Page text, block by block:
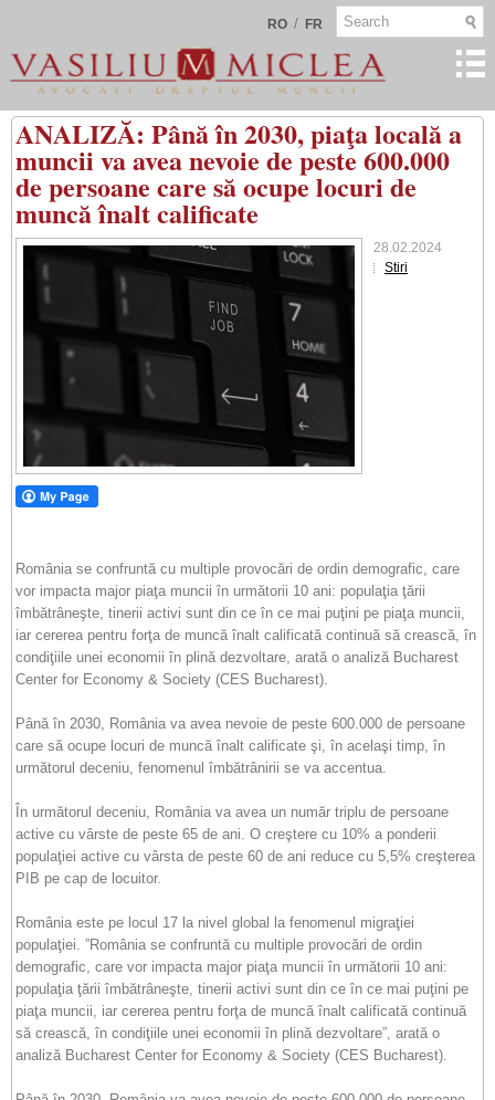
RO / FR
ANALIZĂ: Până în 2030, piaţa locală a
muncii va avea nevoie de peste 600.000
de persoane care să ocupe locuri de
muncă înalt calificate
28.02.2024
Stiri
România se confruntă cu multiple provocări de ordin demografic, care
vor impacta major piaţa muncii în următorii 10 ani: populaţia ţării
îmbătrâneşte, tinerii activi sunt din ce în ce mai puţini pe piaţa muncii,
iar cererea pentru forţa de muncă înalt calificată continuă să crească, în
condiţiile unei economii în plină dezvoltare, arată o analiză Bucharest
Center for Economy & Society (CES Bucharest).
Până în 2030, România va avea nevoie de peste 600.000 de persoane
care să ocupe locuri de muncă înalt calificate şi, în acelaşi timp, în
următorul deceniu, fenomenul îmbătrânirii se va accentua.
În următorul deceniu, România va avea un număr triplu de persoane
active cu vârste de peste 65 de ani. O creştere cu 10% a ponderii
populaţiei active cu vârsta de peste 60 de ani reduce cu 5,5% creşterea
PIB pe cap de locuitor.
România este pe locul 17 la nivel global la fenomenul migraţiei
populaţiei. ”România se confruntă cu multiple provocări de ordin
demografic, care vor impacta major piaţa muncii în următorii 10 ani:
populaţia ţării îmbătrâneşte, tinerii activi sunt din ce în ce mai puţini pe
piaţa muncii, iar cererea pentru forţa de muncă înalt calificată continuă
să crească, în condiţiile unei economii în plină dezvoltare”, arată o
analiză Bucharest Center for Economy & Society (CES Bucharest).